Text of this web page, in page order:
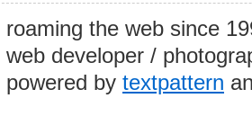
roaming the web since
web developer /
powered by textpattern